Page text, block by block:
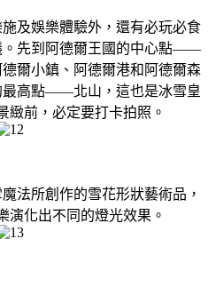
及娛樂體驗外，還有必玩必食
。先到阿德爾王國的中心點——
爾小鎮、阿德爾港和阿德爾森
最高點——北山，這也是冰雪皇
緻前，必定要打卡拍照。
法所創作的雪花形狀藝術品，
演化出不同的燈光效果。